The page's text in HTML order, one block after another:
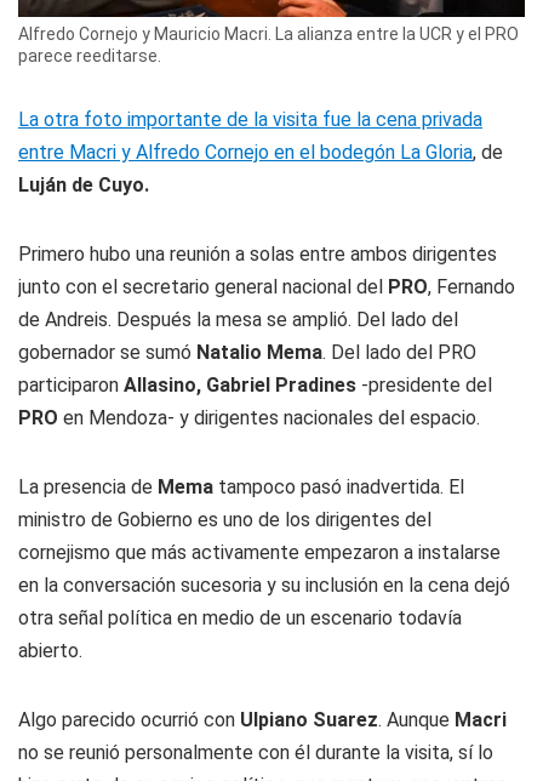
Alfredo Cornejo y Mauricio Macri. La alianza entre la UCR y el PRO
parece reeditarse.
La otra foto importante de la visita fue la cena privada
entre Macri y Alfredo Cornejo en el bodegón La Gloria, de
Luján de Cuyo.
Primero hubo una reunión a solas entre ambos dirigentes
junto con el secretario general nacional del
PRO, Fernando
de Andreis. Después la mesa se amplió. Del lado del
gobernador se sumó Natalio Mema. Del lado del PRO
participaron Allasino, Gabriel Pradines -presidente del
PRO en Mendoza- y dirigentes nacionales del espacio.
La presencia de Mema tampoco pasó inadvertida. El
ministro de Gobierno es uno de los dirigentes del
cornejismo que más activamente empezaron a instalarse
en la conversación sucesoria y su inclusión en la cena dejó
otra señal política en medio de un escenario todavía
abierto.
Algo parecido ocurrió con Ulpiano Suarez. Aunque Macri
no se reunió personalmente con él durante la visita, sí lo